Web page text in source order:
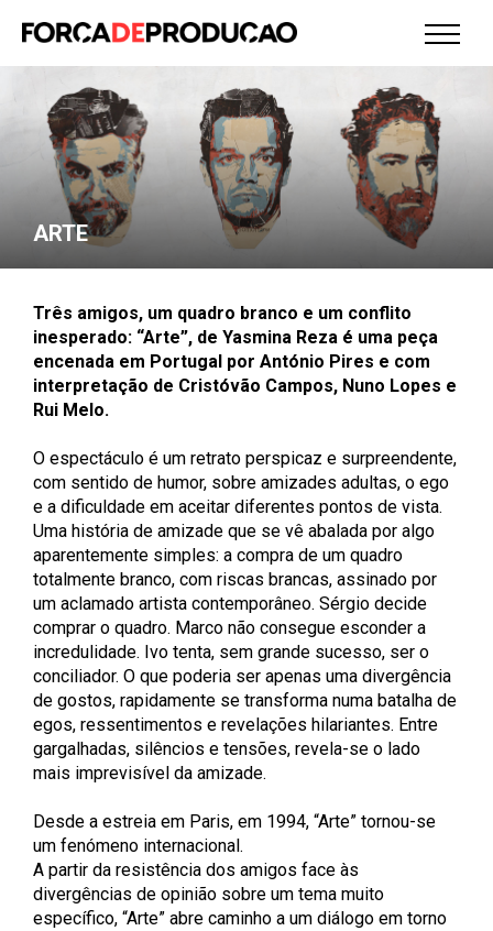
ARTE
Três amigos, um quadro branco e um conflito
inesperado: “Arte”, de Yasmina Reza é uma peça
encenada em Portugal por António Pires e com
interpretação de Cristóvão Campos, Nuno Lopes e
Rui Melo.
O espectáculo é um retrato perspicaz e surpreendente,
com sentido de humor, sobre amizades adultas, o ego
e a dificuldade em aceitar diferentes pontos de vista.
Uma história de amizade que se vê abalada por algo
aparentemente simples: a compra de um quadro
totalmente branco, com riscas brancas, assinado por
um aclamado artista contemporâneo. Sérgio decide
comprar o quadro. Marco não consegue esconder a
incredulidade. Ivo tenta, sem grande sucesso, ser o
conciliador. O que poderia ser apenas uma divergência
de gostos, rapidamente se transforma numa batalha de
egos, ressentimentos e revelações hilariantes. Entre
gargalhadas, silêncios e tensões, revela-se o lado
mais imprevisível da amizade.
Desde a estreia em Paris, em 1994, “Arte” tornou-se
um fenómeno internacional.
A partir da resistência dos amigos face às
divergências de opinião sobre um tema muito
específico, “Arte” abre caminho a um diálogo em torno